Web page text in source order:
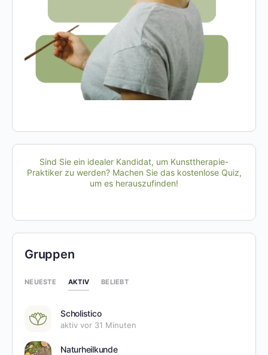
Sind Sie ein idealer Kandidat, um Kunsttherapie-
Praktiker zu werden? Machen Sie das kostenlose Quiz,
um es herauszufinden!
Gruppen
NEUESTE AKTIV BELIEBT
Scholistico
aktiv vor 31 Minuten
Naturheilkunde